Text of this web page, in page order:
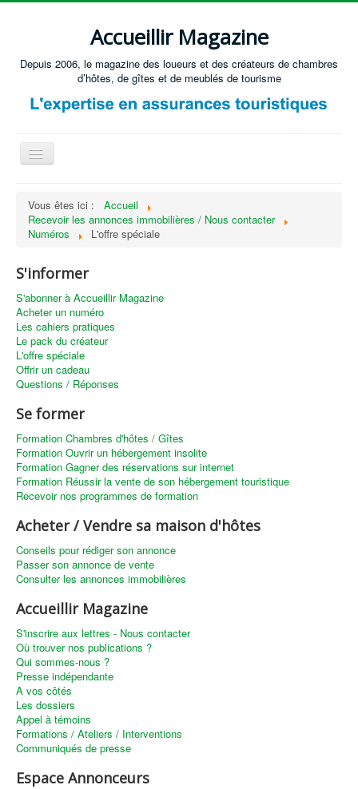
Accueillir Magazine
Depuis 2006, le magazine des loueurs et des créateurs de chambres
d’hôtes, de gîtes et de meublés de tourisme
Basculer
Créer / Ouvrir
S'équiper
Annonces immobilières
Recevoir les annonces immobilières / Nous contacter
Vous êtes ici :
Accueil
Recevoir les annonces immobilières / Nous contacter
Numéros
L'offre spéciale
S'informer
S'abonner à Accueillir Magazine
Acheter un numéro
Les cahiers pratiques
Le pack du créateur
L'offre spéciale
Offrir un cadeau
Questions / Réponses
Se former
Formation Chambres d'hôtes / Gîtes
Formation Ouvrir un hébergement insolite
Formation Gagner des réservations sur internet
Formation Réussir la vente de son hébergement touristique
Recevoir nos programmes de formation
Acheter / Vendre sa maison d'hôtes
Conseils pour rédiger son annonce
Passer son annonce de vente
Consulter les annonces immobilières
Accueillir Magazine
S'inscrire aux lettres - Nous contacter
Où trouver nos publications ?
Qui sommes-nous ?
Presse indépendante
A vos côtés
Les dossiers
Appel à témoins
Formations / Ateliers / Interventions
Communiqués de presse
Espace Annonceurs